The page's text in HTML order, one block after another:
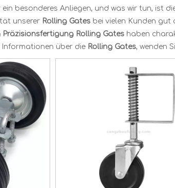
ein besonderes Anliegen, und was wir tun, ist
unserer Rolling Gates bei vielen Kunden gut
Rolling Gates haben
Informationen über die Rolling Gates, wenden